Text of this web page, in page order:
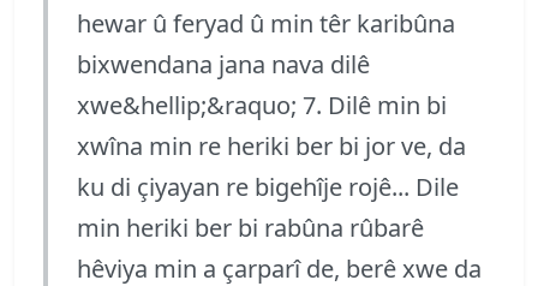
hewar û feryad û min têr karibûna
bixwendana jana nava dilê
xwe&hellip;&raquo; 7. Dilê min bi
xwîna min re heriki ber bi jor ve, da
ku di çiyayan re bigehîje rojê... Dile
min heriki ber bi rabûna rûbarê
hêviya min a çarparî de, berê xwe da